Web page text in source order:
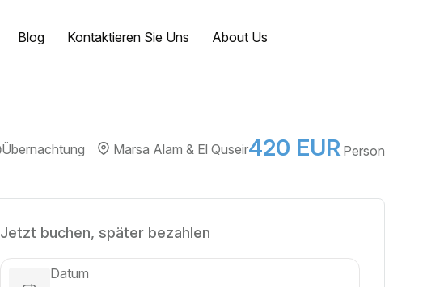
Blog Kontaktieren Sie Uns About Us
Übernachtung Marsa Alam & El Quseir420 EUR Person
Jetzt buchen, später bezahlen
Datum